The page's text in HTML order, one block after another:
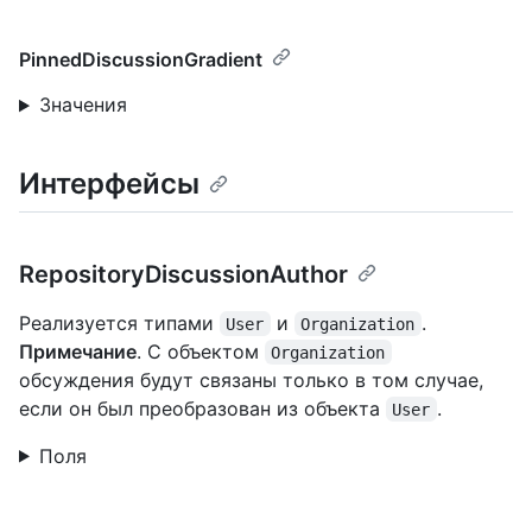
PinnedDiscussionGradient
Значения
Интерфейсы
RepositoryDiscussionAuthor
Реализуется типами User и Organization .
Примечание. С объектом Organization
обсуждения будут связаны только в том случае,
если он был преобразован из объекта
User .
Поля